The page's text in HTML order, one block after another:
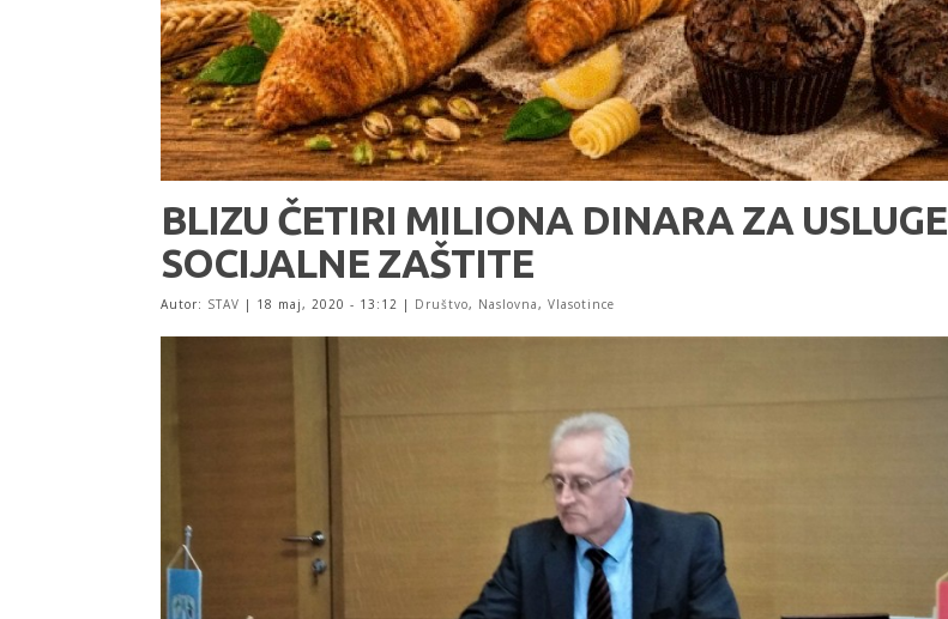
BLIZU ČETIRI MILIONA DINARA ZA USLUGE
SOCIJALNE ZAŠTITE
Autor: STAV | 18 maj, 2020 - 13:12 | Društvo, Naslovna,Vlasotince